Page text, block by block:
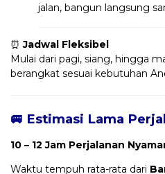
jalan, bangun langsung
⏰Jadwal Fleksibel
Mulai dari pagi, siang, hingga
berangkat sesuai kebutuhan
🚐 Estimasi Lama
10 – 12 Jam Perjalanan
Waktu tempuh rata-rata dari